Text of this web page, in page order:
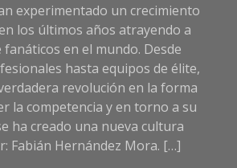
experimentado un crecimiento
los últimos años atrayendo a
fanáticos en el mundo. Desde
hasta equipos de élite,
revolución en la forma
la competencia y en torno a su
ha creado una nueva cultura
Fabián Hernández Mora. […]